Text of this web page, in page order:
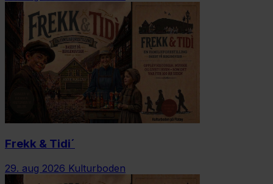
Frekk & Tidi´
29. aug 2026 Kulturboden